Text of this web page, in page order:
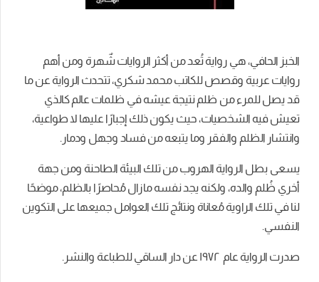
الخبز الحافي، هي رواية تُعد من أكثر الروايات شٌهرة ومن أهم
روايات عربية وقصصللكاتب محمد شكري، تتحدث الرواية عن ما
قد يصل للمرء من ظلم نتيجة عيشه في ظلمات عالم كالذي
تعيش فيه الشخصيات، حيث يكون ذلك إجبارًا عليها لا طواعية،
وانتشار الظلم والفقر وما يتبعه من فساد وجهل ودمار.
يسعى بطل الرواية الهروب من تلك البيئة الطاحنة ومن جهة
أخري ظُلم والده، ولكنه يجد نفسه مازال مُحاصرًا بالظلم، موضحًا
لنا في تلك الراوية مُعاناة ونتائج تلك العوامل جميعها على التكوين
النفسي.
صدرت الرواية عام ١٩٧٢ عن دار الساقي للطباعة والنشر.